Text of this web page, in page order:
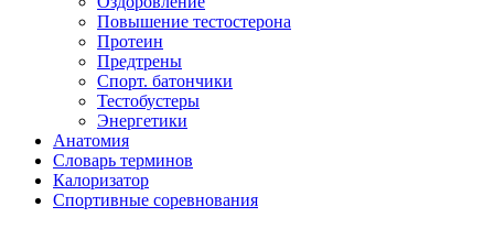
Повышение тестостерона
Протеин
Предтрены
Спорт. батончики
Тестобустеры
Энергетики
Анатомия
Словарь терминов
Калоризатор
Спортивные соревнования